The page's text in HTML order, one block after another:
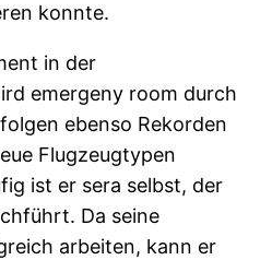
konnte.
in der
emergeny room durch
ebenso Rekorden
Flugzeugtypen
ist er sera selbst, der
Da seine
arbeiten, kann er